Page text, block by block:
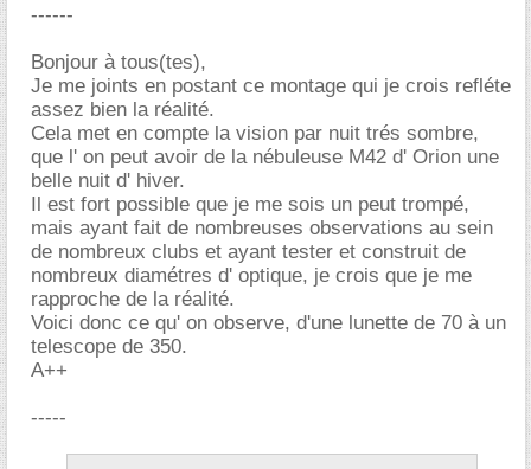
------
Bonjour à tous(tes),
Je me joints en postant ce montage qui je crois refléte
assez bien la réalité.
Cela met en compte la vision par nuit trés sombre,
que l' on peut avoir de la nébuleuse M42 d' Orion une
belle nuit d' hiver.
Il est fort possible que je me sois un peut trompé,
mais ayant fait de nombreuses observations au sein
de nombreux clubs et ayant tester et construit de
nombreux diamétres d' optique, je crois que je me
rapproche de la réalité.
Voici donc ce qu' on observe, d'une lunette de 70 à un
telescope de 350.
A++
-----